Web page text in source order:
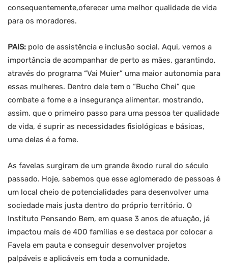
consequentemente,oferecer uma melhor qualidade de vida
para os moradores.
PAIS: polo de assistência e inclusão social. Aqui, vemos a
importância de acompanhar de perto as mães, garantindo,
através do programa “Vai Muier” uma maior autonomia para
essas mulheres. Dentro dele tem o “Bucho Chei” que
combate a fome e a insegurança alimentar, mostrando,
assim, que o primeiro passo para uma pessoa ter qualidade
de vida, é suprir as necessidades fisiológicas e básicas,
uma delas é a fome.
As favelas surgiram de um grande êxodo rural do século
passado. Hoje, sabemos que esse aglomerado de pessoas é
um local cheio de potencialidades para desenvolver uma
sociedade mais justa dentro do próprio território. O
Instituto Pensando Bem, em quase 3 anos de atuação, já
impactou mais de 400 famílias e se destaca por colocar a
Favela em pauta e conseguir desenvolver projetos
palpáveis e aplicáveis em toda a comunidade.